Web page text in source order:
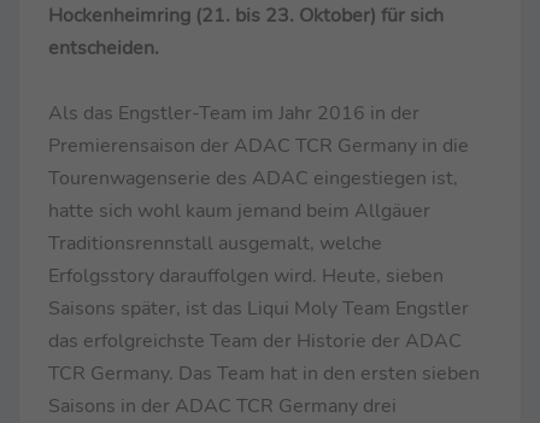
Hockenheimring (21. bis 23. Oktober) für sich
entscheiden.
Als das Engstler-Team im Jahr 2016 in der
Premierensaison der ADAC TCR Germany in die
Tourenwagenserie des ADAC eingestiegen ist,
hatte sich wohl kaum jemand beim Allgäuer
Traditionsrennstall ausgemalt, welche
Erfolgsstory darauffolgen wird. Heute, sieben
Saisons später, ist das Liqui Moly Team Engstler
das erfolgreichste Team der Historie der ADAC
TCR Germany. Das Team hat in den ersten sieben
Saisons in der ADAC TCR Germany drei